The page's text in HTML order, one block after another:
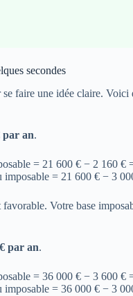
secondes
faire une idée claire. Voici
par an.
= 21 600 € − 2 160 €
imposable = 21 600 € − 3
Votre base
par an.
= 36 000 € − 3 600 €
imposable = 36 000 € − 3